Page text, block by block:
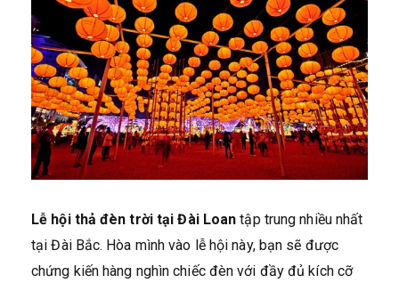
Lễ hội thả đèn trời tại Đài Loan tập trung nhiều nhất
tại Đài Bắc. Hòa mình vào lễ hội này, bạn sẽ được
chứng kiến hàng nghìn chiếc đèn với đầy đủ kích cỡ